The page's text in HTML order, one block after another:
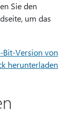
Sie den
um das
Version von
herunterladen